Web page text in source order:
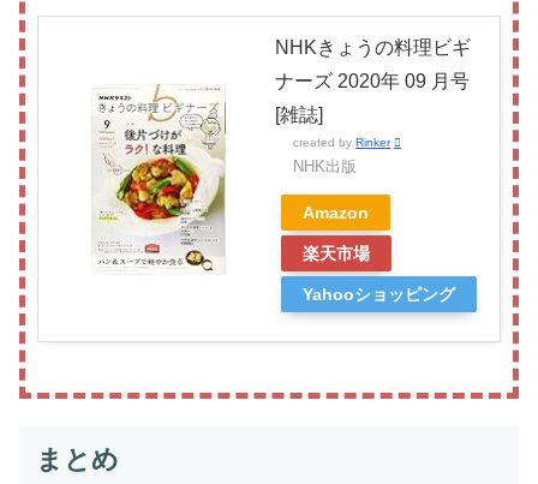
NHKきょうの料理ビギ
ナーズ 2020年 09 月号
[雑誌]
created by Rinker
NHK出版
Amazon
楽天市場
Yahooショッピング
まとめ